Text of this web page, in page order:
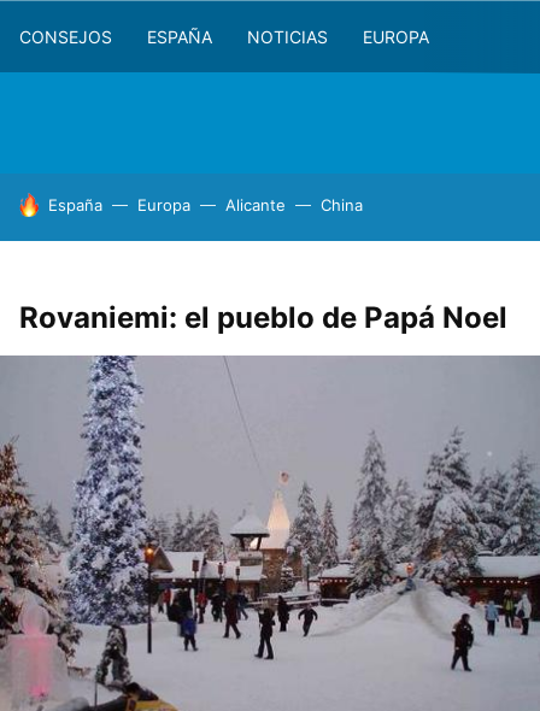
CONSEJOS ESPAÑA NOTICIAS EUROPA
HOY SE HABLA DE
España Europa Alicante China
Rovaniemi: el pueblo de Papá Noel